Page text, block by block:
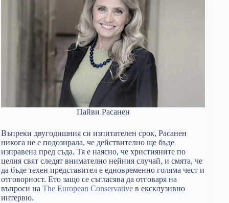
Пайви Расанен
Въпреки двугодишния си изпитателен срок, Расанен
никога не е подозирала, че действително ще бъде
изправена пред съда. Тя е наясно, че християните по
целия свят следят внимателно нейния случай, и смята, че
да бъде техен представител е едновременно голяма чест и
отговорност. Ето защо се съгласява да отговаря на
въпроси на The European Conservative в ексклузивно
интервю.